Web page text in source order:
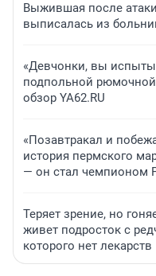
Выжившая после
выписалась из
«Девчонки, вы
подпольной
обзор YA62.RU
«Позавтракал и
история пермского
— он стал чемпионом
Теряет зрение, но
живет подросток с
которого нет лекарств